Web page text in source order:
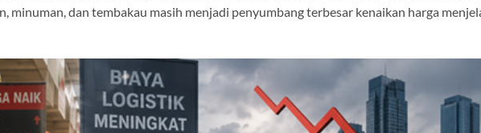
minuman, dan tembakau masih menjadi penyumbang terbesar kenaikan harga